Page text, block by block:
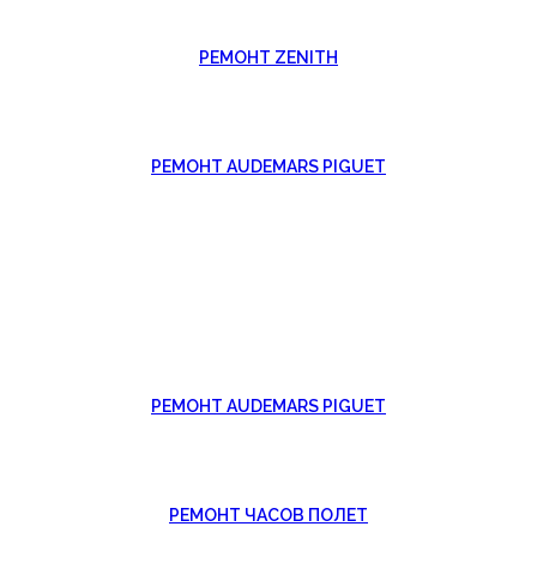
РЕМОНТ ZENITH
РЕМОНТ AUDEMARS PIGUET
РЕМОНТ AUDEMARS PIGUET
РЕМОНТ ЧАСОВ ПОЛЕТ